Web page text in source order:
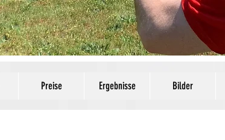
Preise Ergebnisse Bilder